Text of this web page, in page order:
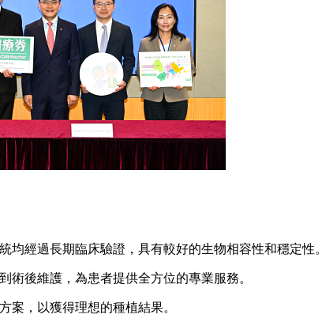
經過長期臨床驗證，具有較好的生物相容性和穩定性。
後維護，為患者提供全方位的專業服務。
案，以獲得理想的種植結果。